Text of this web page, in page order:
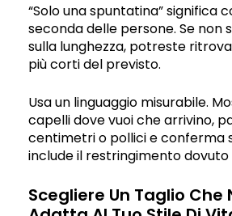
“Solo una spuntatina” significa
seconda delle persone. Se non
sulla lunghezza, potreste
più corti del previsto.
Usa un linguaggio misurabile.
capelli dove vuoi che arrivino,
centimetri o pollici e conferma
include il restringimento dovuto
Scegliere Un Taglio Che